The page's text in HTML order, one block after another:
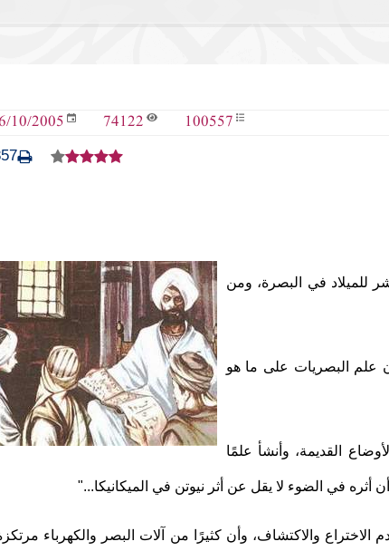
100557
74122
10/2005
للميلاد في البصرة، ومن
علم البصريات على ما هو
القديمة، وأنشأ علمًا
أثره في الضوء لا يقل عن أثر نيوتن في الميكانيكا..."
والاكتشاف، وأن كثيرًا من آلات البصر والكهرباء